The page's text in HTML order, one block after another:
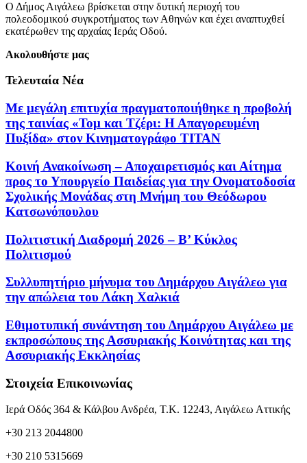
Ο Δήμος Αιγάλεω βρίσκεται στην δυτική περιοχή του
πολεοδομικού συγκροτήματος των Αθηνών και έχει αναπτυχθεί
εκατέρωθεν της αρχαίας Ιεράς Οδού.
Ακολουθήστε μας
Τελευταία Νέα
Με μεγάλη επιτυχία πραγματοποιήθηκε η προβολή
της ταινίας «Τομ και Τζέρι: Η Απαγορευμένη
Πυξίδα» στον Κινηματογράφο ΤΙΤΑΝ
Κοινή Ανακοίνωση – Αποχαιρετισμός και Αίτημα
προς το Υπουργείο Παιδείας για την Ονοματοδοσία
Σχολικής Μονάδας στη Μνήμη του Θεόδωρου
Κατσωνόπουλου
Πολιτιστική Διαδρομή 2026 – Β’ Κύκλος
Πολιτισμού
Συλλυπητήριο μήνυμα του Δημάρχου Αιγάλεω για
την απώλεια του Λάκη Χαλκιά
Εθιμοτυπική συνάντηση του Δημάρχου Αιγάλεω με
εκπροσώπους της Ασσυριακής Κοινότητας και της
Ασσυριακής Εκκλησίας
Στοιχεία Επικοινωνίας
Ιερά Οδός 364 & Κάλβου Ανδρέα, Τ.Κ. 12243, Αιγάλεω Αττικής
+30 213 2044800
+30 210 5315669